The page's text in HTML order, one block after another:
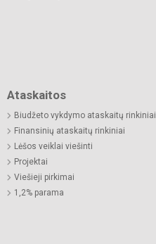
Ataskaitos
Biudžeto vykdymo ataskaitų rinkiniai
Finansinių ataskaitų rinkiniai
Lėšos veiklai viešinti
Projektai
Viešieji pirkimai
1,2% parama